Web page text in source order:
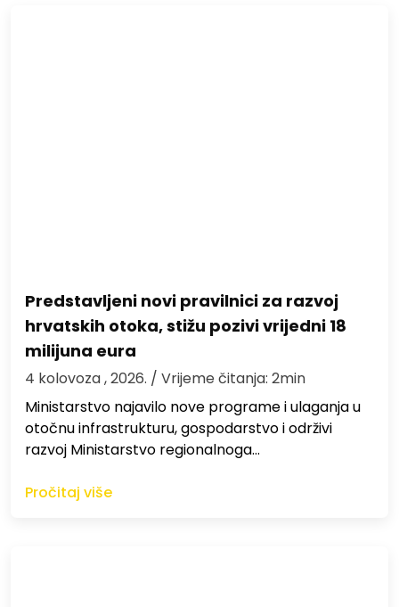
Predstavljeni novi pravilnici za razvoj
hrvatskih otoka, stižu pozivi vrijedni 18
milijuna eura
4 kolovoza , 2026. / Vrijeme čitanja: 2min
Ministarstvo najavilo nove programe i ulaganja u
otočnu infrastrukturu, gospodarstvo i održivi
razvoj Ministarstvo regionalnoga…
Pročitaj više